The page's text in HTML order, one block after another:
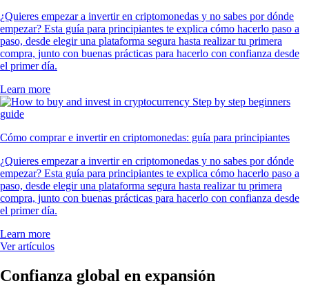
¿Quieres empezar a invertir en criptomonedas y no sabes por dónde
empezar? Esta guía para principiantes te explica cómo hacerlo paso a
paso, desde elegir una plataforma segura hasta realizar tu primera
compra, junto con buenas prácticas para hacerlo con confianza desde
el primer día.
Learn more
Cómo comprar e invertir en criptomonedas: guía para principiantes
¿Quieres empezar a invertir en criptomonedas y no sabes por dónde
empezar? Esta guía para principiantes te explica cómo hacerlo paso a
paso, desde elegir una plataforma segura hasta realizar tu primera
compra, junto con buenas prácticas para hacerlo con confianza desde
el primer día.
Learn more
Ver artículos
Confianza global en expansión